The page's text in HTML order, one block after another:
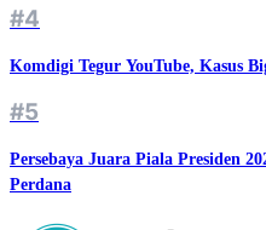
#4
Komdigi Tegur YouTube, Kasus
#5
Persebaya Juara Piala Presiden
Perdana